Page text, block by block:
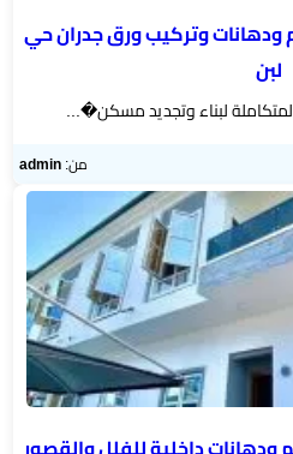
ودهانات وتركيب ورق جدران حي
لبن
لبناء وتجديد مسكن�...
من:admin